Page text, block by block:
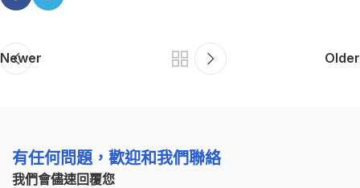
Newer Older
有任何問題，歡迎和我們聯絡
我們會儘速回覆您